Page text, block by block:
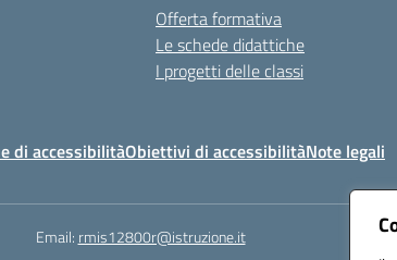
Offerta formativa
Le schede didattiche
I progetti delle classi
di accessibilitàObiettivi di accessibilitàNote legali
Email: rmis12800r@istruzione.it